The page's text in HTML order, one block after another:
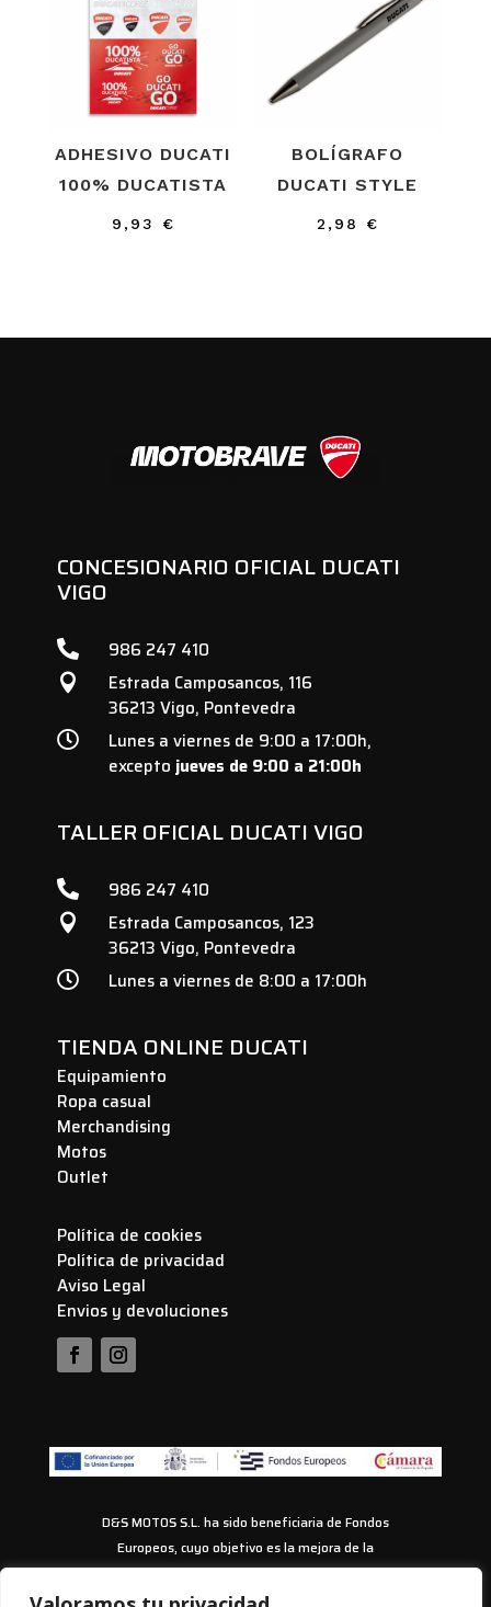
ADHESIVO DUCATI
100% DUCATISTA
9,93 €
BOLÍGRAFO
DUCATI STYLE
2,98 €
CONCESIONARIO OFICIAL DUCATI
VIGO
 986 247 410

Estrada Camposancos, 116
36213 Vigo, Pontevedra

Lunes a viernes de 9:00 a 17:00h,
excepto jueves de 9:00 a 21:00h
TALLER OFICIAL DUCATI VIGO
 986 247 410

Estrada Camposancos, 123
36213 Vigo, Pontevedra
 Lunes a viernes de 8:00 a 17:00h
TIENDA ONLINE DUCATI
Equipamiento
Ropa casual
Merchandising
Motos
Outlet
Política de cookies
Política de privacidad
Aviso Legal
Envios y devoluciones
D&S MOTOS S.L. ha sido beneficiaria de Fondos
Europeos, cuyo objetivo es la mejora de la
competitividad de las PYMES, y gracias al cual ha
puesto en marcha un Plan de Acción con el objetivo